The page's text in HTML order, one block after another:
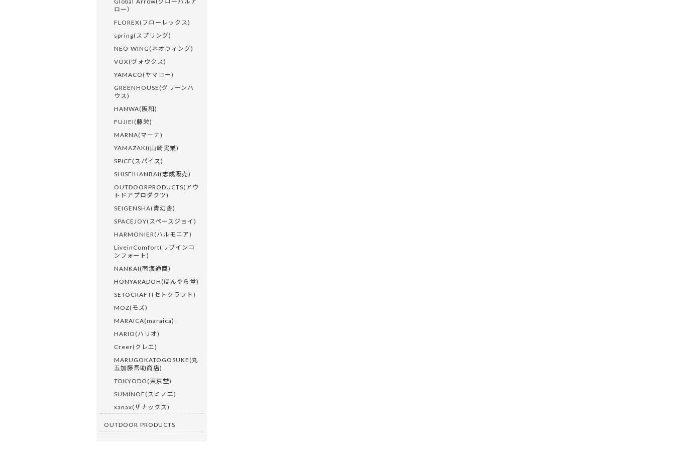
ロー）
FLOREX(フローレックス)
spring(スプリング)
NEO WING(ネオウィング)
VOX(ヴォウクス)
YAMACO(ヤマコー)
GREENHOUSE(グリーンハ
ウス)
HANWA(阪和)
FUJIEI(藤栄)
MARNA(マーナ)
YAMAZAKI(山崎実業)
SPICE(スパイス)
SHISEIHANBAI(志成販売)
OUTDOORPRODUCTS(アウ
トドアプロダクツ)
SEIGENSHA(青幻舎)
SPACEJOY(スペースジョイ)
HARMONIER(ハルモニア)
LiveinComfort(リブインコ
ンフォート)
NANKAI(南海通商)
HONYARADOH(ほんやら堂)
SETOCRAFT(セトクラフト)
MOZ(モズ)
MARAICA(maraica)
HARIO(ハリオ)
Creer(クレエ)
MARUGOKATOGOSUKE(丸
五加藤吾助商店)
TOKYODO(東京堂)
SUMINOE(スミノエ)
xanax(ザナックス)
OUTDOOR PRODUCTS